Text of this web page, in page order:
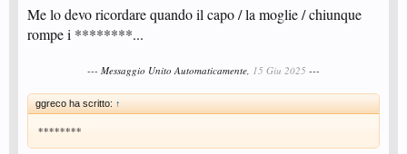
Me lo devo ricordare quando il capo / la moglie / chiunque
rompe i ********...
--- Messaggio Unito Automaticamente, 15 Giu 2025 ---
ggreco ha scritto: ↑
********